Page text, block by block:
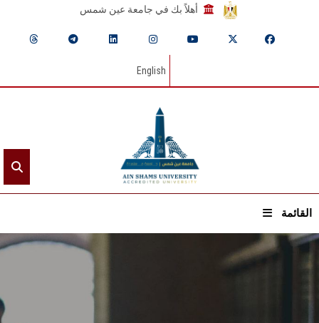
أهلاً بك في جامعة عين شمس
English
القائمة
الرئيسيـة